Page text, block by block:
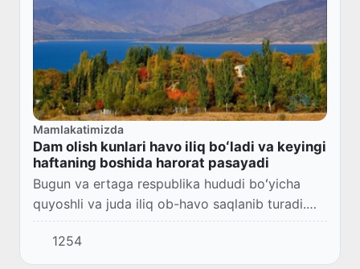
Mamlakatimizda
Dam olish kunlari havo iliq boʻladi va keyingi
haftaning boshida harorat pasayadi
Bugun va ertaga respublika hududi boʻyicha
quyoshli va juda iliq ob-havo saqlanib turadi.
Kunduz kunlari termometr koʻrsatkichi 35-37°
gacha koʻtariladi.
1254